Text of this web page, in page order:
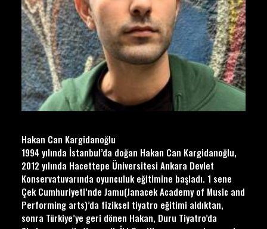
Hakan Can Kargidanoğlu
1994 yılında İstanbul’da doğan Hakan Can Kargidanoğlu,
2012 yılında Hacettepe Üniversitesi Ankara Devlet
Konservatuvarında oyunculuk eğitimine başladı. 1 sene
Çek Cumhuriyeti’nde Jamu(Janacek Academy of Music and
Performing arts)’da fiziksel tiyatro eğitimi aldıktan,
sonra Türkiye’ye geri dönen Hakan, Duru Tiyatro’da